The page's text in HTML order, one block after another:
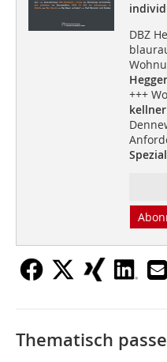
DBZ
+++
Spezial
Thematisch